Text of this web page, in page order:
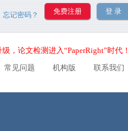
忘记密码？
，论文检测进入“PaperRight”时代！
常见问题 机构版 联系我们